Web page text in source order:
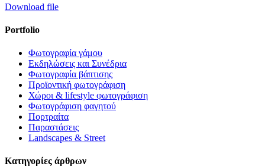
Download file
Portfolio
Φωτογραφία γάμου
Εκδηλώσεις και Συνέδρια
Φωτογραφία βάπτισης
Προϊοντική φωτογράφιση
Χώροι & lifestyle φωτογράφιση
Φωτογράφιση φαγητού
Πορτραίτα
Παραστάσεις
Landscapes & Street
Κατηγορίες άρθρων